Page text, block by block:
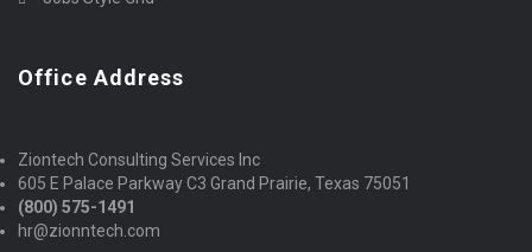
Office Address
Ziontech Consulting Services Inc
605 E Palace Parkway C3 Grand Prairie, Texas 75051
(800) 575-1491
hr@zionntech.com